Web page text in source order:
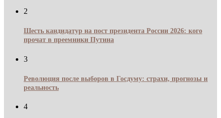
2
Шесть кандидатур на пост президента России 2026: кого
прочат в преемники Путина
3
Революция после выборов в Госдуму: страхи, прогнозы и
реальность
4